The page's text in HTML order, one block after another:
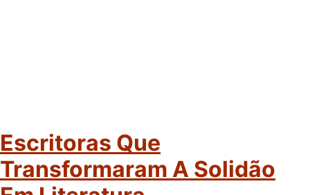
Escritoras Que
Transformaram A Solidão